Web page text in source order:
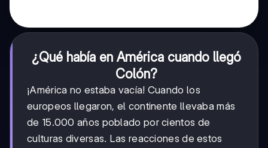
¿Qué había en América cuando llegó
Colón?
¡América no estaba vacía! Cuando los
europeos llegaron, el continente llevaba más
de 15.000 años poblado por cientos de
culturas diversas. Las reacciones de estos